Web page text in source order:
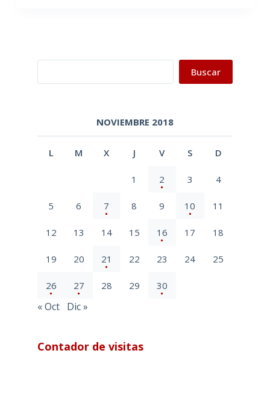
Buscar
NOVIEMBRE 2018
L M X J V S D
1 2 3 4
5 6 7 8 9 10 11
12 13 14 15 16 17 18
19 20 21 22 23 24 25
26 27 28 29 30
« Oct Dic »
Contador de visitas